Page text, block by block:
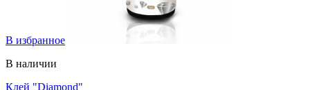
В избранное
В наличии
Клей "Diamond"